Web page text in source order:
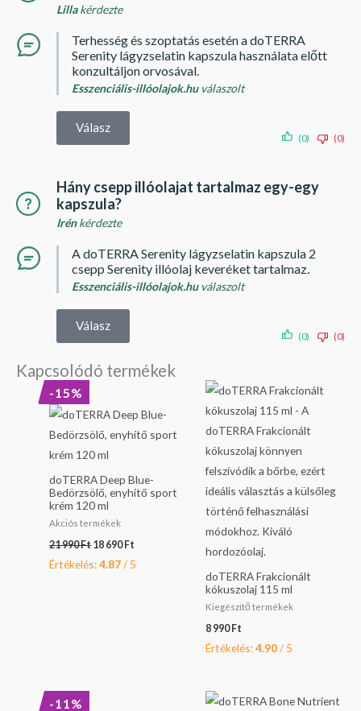
Lillakérdezte
Terhesség és szoptatás esetén a doTERRA
Serenity lágyzselatin kapszula használata előtt
konzultáljon orvosával.
Esszenciális-illóolajok.huválaszolt
Válasz
(0) (0)
Hány csepp illóolajat tartalmaz egy-egy
kapszula?
Irénkérdezte
A doTERRA Serenity lágyzselatin kapszula 2
csepp Serenity illóolaj keveréket tartalmaz.
Esszenciális-illóolajok.huválaszolt
Válasz
(0) (0)
Kapcsolódó termékek
-15%
doTERRA Deep Blue-
Bedörzsölő, enyhítő sport
krém 120 ml
Akciós termékek
21 990Ft
was:
990 Ft.
18 690 Ft
is:
690 Ft.
Értékelés:4.87/ 5
doTERRA Frakcionált
kókuszolaj 115 ml
Kiegészítő termékek
8 990 Ft
Értékelés:4.90/ 5
-11%